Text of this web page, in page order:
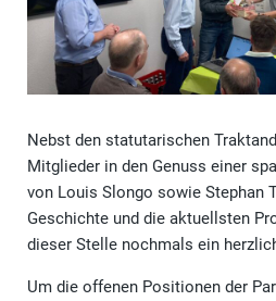
Nebst den statutarischen
Mitglieder in den Genuss einer
von Louis Slongo sowie Stephan
Geschichte und die aktuellsten
dieser Stelle nochmals ein
Um die offenen Positionen der